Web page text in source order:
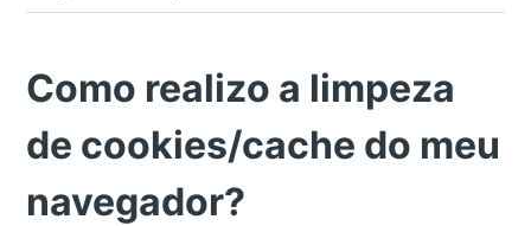
Como realizo a limpeza
de cookies/cache do meu
navegador?